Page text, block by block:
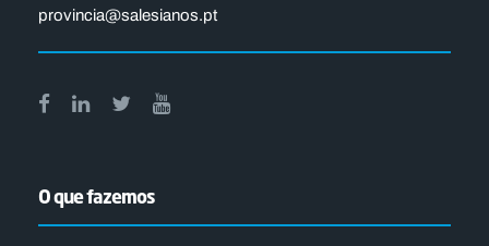
provincia@salesianos.pt
O que fazemos